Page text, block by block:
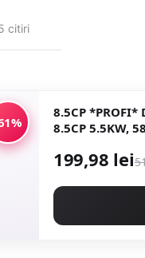
citiri
8.5CP
8.5CP 5.5KW,
199,98 lei